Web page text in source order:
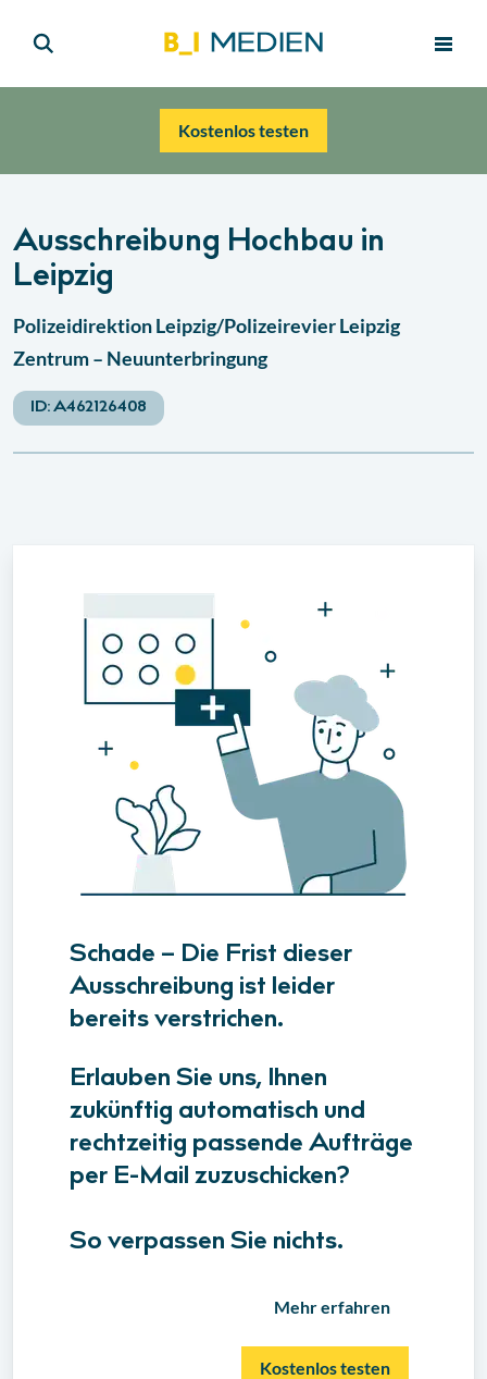
Kostenlos testen
Ausschreibung Hochbau in
Leipzig
Polizeidirektion Leipzig/Polizeirevier Leipzig
Zentrum – Neuunterbringung
ID:A462126408
Schade – Die Frist dieser
Ausschreibung ist leider
bereits verstrichen.
Erlauben Sie uns, Ihnen
zukünftig automatisch und
rechtzeitig passende Aufträge
per E-Mail zuzuschicken?
So verpassen Sie nichts.
Mehr erfahren
Kostenlos testen